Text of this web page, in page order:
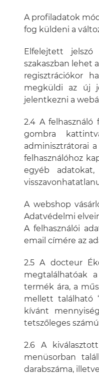
A profiladatok
fog küldeni a
Elfelejtett
szakaszban lehet
regisztrációkor
megküldi az új
jelentkezni a
2.4 A felhasználó
gombra
adminisztrátorai
felhasználóhoz
egyéb
A webshop
Adatvédelmi
A felhasználói
email címére az
2.5 A docteur
megtalálhatóak
termék ára, a
mellett található
kívánt
tetszőleges
2.6 A
menüsorban
darabszáma,